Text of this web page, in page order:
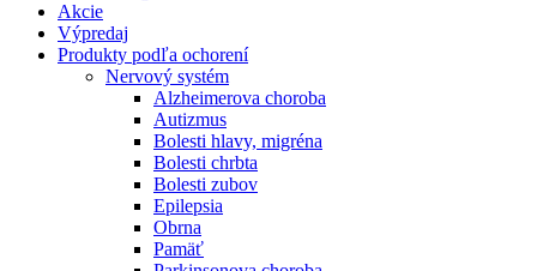
Akcie
Výpredaj
Produkty podľa ochorení
Nervový systém
Alzheimerova choroba
Autizmus
Bolesti hlavy, migréna
Bolesti chrbta
Bolesti zubov
Epilepsia
Obrna
Pamäť